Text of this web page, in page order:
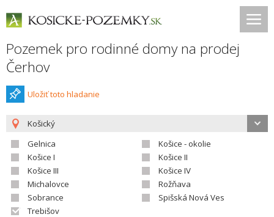
Pozemek pro rodinné domy na prodej
Čerhov
Uložiť toto hladanie
Košický
Gelnica
Košice - okolie
Košice I
Košice II
Košice III
Košice IV
Michalovce
Rožňava
Sobrance
Spišská Nová Ves
Trebišov